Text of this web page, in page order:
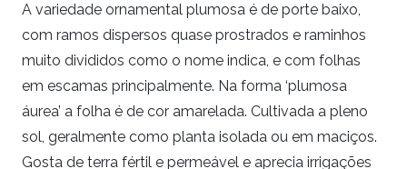
A variedade ornamental plumosa é de porte baixo,
com ramos dispersos quase prostrados e raminhos
muito divididos como o nome indica, e com folhas
em escamas principalmente. Na forma ‘plumosa
áurea’ a folha é de cor amarelada. Cultivada a pleno
sol, geralmente como planta isolada ou em maciços.
Gosta de terra fértil e permeável e aprecia irrigações